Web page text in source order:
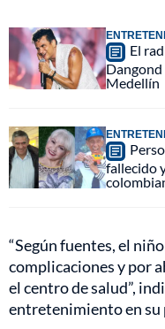
El
Dangond
Medellín
fallecido
“Según fuentes, el
complicaciones y por
el centro de salud”,
entretenimiento en su